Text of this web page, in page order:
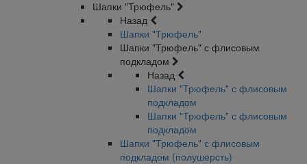
Шапки "Трюфель"
Назад
Шапки "Трюфель"
Шапки "Трюфель" с флисовым
подкладом
Назад
Шапки "Трюфель" с флисовым
подкладом
Шапки "Трюфель" с флисовым
подкладом
Шапки "Трюфель" с флисовым
подкладом (полушерсть)